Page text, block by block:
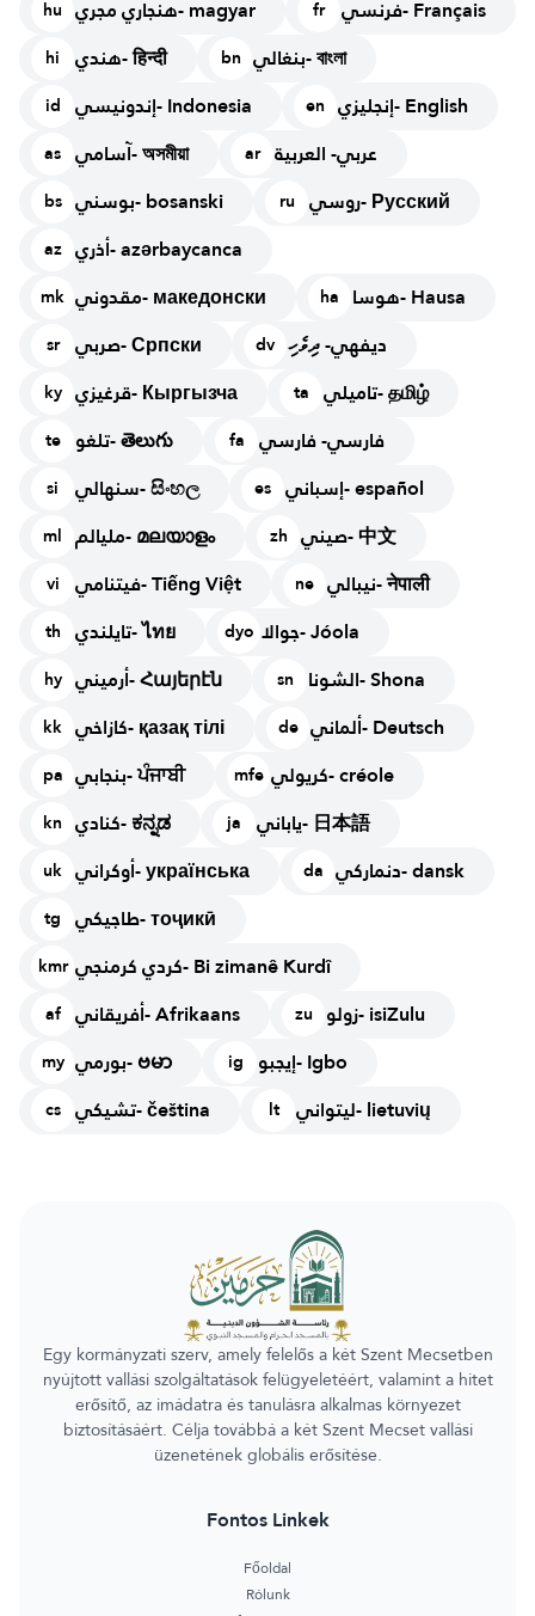
hu هنجاري مجري- magyar fr فرنسي- Français
hi هندي- हिन्दी bn بنغالي- বাংলা
id إندونيسي- Indonesia en إنجليزي- English
as آسامي- অসমীয়া ar عربي- العربية
bs بوسني- bosanski ru روسي- Русский
az أذري- azərbaycanca
mk مقدوني- македонски ha هوسا- Hausa
sr صربي- Српски dv ديفهي- ދިވެހި
ky قرغيزي- Кыргызча ta تاميلي- தமிழ்
te تلغو- తెలుగు fa فارسي- فارسي
si سنهالي- සිංහල es إسباني- español
ml مليالم- മലയാളം zh صيني- 中文
vi فيتنامي- Tiếng Việt ne نيبالي- नेपाली
th تايلندي- ไทย dyo جوالا- Jóola
hy أرميني- Հայերէն sn الشونا- Shona
kk كازاخي- қазақ тілі de ألماني- Deutsch
pa بنجابي- ਪੰਜਾਬੀ mfe كريولي- créole
kn كنادي- ಕನ್ನಡ ja ياباني- 日本語
uk أوكراني- українська da دنماركي- dansk
tg طاجيكي- тоҷикӣ
kmr كردي كرمنجي- Bi zimanê Kurdî
af أفريقاني- Afrikaans zu زولو- isiZulu
my بورمي- ဗမာ ig إيجبو- Igbo
cs تشيكي- čeština lt ليتواني- lietuvių
Egy kormányzati szerv, amely felelős a két Szent Mecsetben
nyújtott vallási szolgáltatások felügyeletéért, valamint a hitet
erősítő, az imádatra és tanulásra alkalmas környezet
biztosításáért. Célja továbbá a két Szent Mecset vallási
üzenetének globális erősítése.
Fontos Linkek
Főoldal
Rólunk